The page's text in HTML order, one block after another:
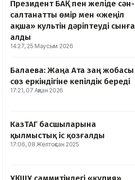
Президент БАҚ пен желіде сән-
салтанатты өмір мен «жеңіл
ақша» культін дәріптеуді сынға
алды
14:27, 25 Маусым 2026
Балаева: Жаңа Ата заң жобасы
сөз еркіндігіне кепілдік береді
17:21, 07 Ақпан 2026
КазТАГ басшыларына
қылмыстық іс қозғалды
17:06, 08 Желтоқсан 2025